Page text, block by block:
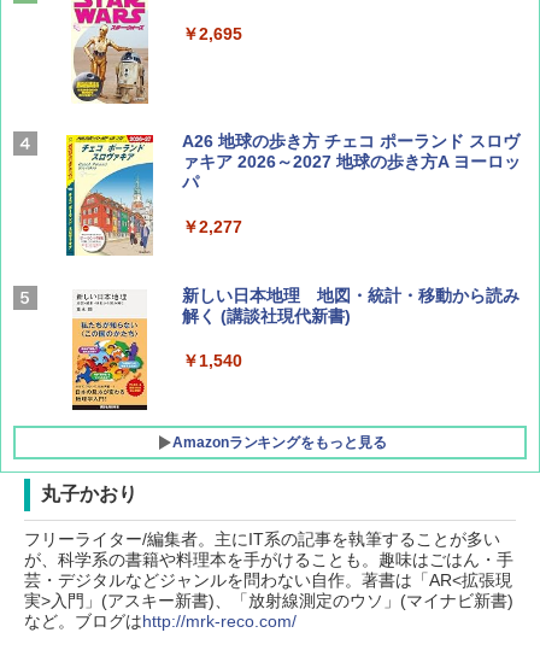
￥1,540
Coyote No.89 特集 星野道夫 夢見る旅
￥1,540
AIRLINE（エアライン）2026年9月号【特
集】ボーイング110周年を祝して！
￥1,760
￥2,695
A26 地球の歩き方 チェコ ポーランド スロヴ
ァキア 2026～2027 地球の歩き方A ヨーロッ
パ
￥2,277
新しい日本地理 地図・統計・移動から読み
解く (講談社現代新書)
￥1,540
Amazonランキングをもっと見る
[キャンパーズコレクション 山善] ポップアッ
プテント 傘みたいに広げて畳める パッとサ
ッとサンシェード キューブ フルクローズ メ
ッシュ 簡単設置 ワンタッチテント キャンプ
&ハイキング カーキ PATC-150(KH)
BUNDOK(バンドック)ソロ ドーム 1 EX BDK
-08EX カーキ ソロキャンプ ポリエステル フ
レーム テント
￥14,800
丸子かおり
フリーライター/編集者。主にIT系の記事を執筆することが多い
が、科学系の書籍や料理本を手がけることも。趣味はごはん・手
芸・デジタルなどジャンルを問わない自作。著書は「AR<拡張現
実>入門」(アスキー新書)、「放射線測定のウソ」(マイナビ新書)
など。ブログはhttp://mrk-reco.com/